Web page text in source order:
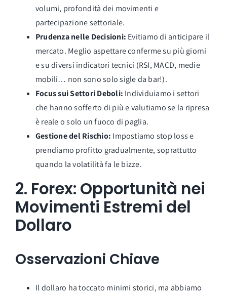
volumi, profondità dei movimenti e
partecipazione settoriale.
Prudenza nelle Decisioni: Evitiamo di anticipare il
mercato. Meglio aspettare conferme su più giorni
e su diversi indicatori tecnici (RSI, MACD, medie
mobili… non sono solo sigle da bar!).
Focus sui Settori Deboli: Individuiamo i settori
che hanno sofferto di più e valutiamo se la ripresa
è reale o solo un fuoco di paglia.
Gestione del Rischio: Impostiamo stop loss e
prendiamo profitto gradualmente, soprattutto
quando la volatilità fa le bizze.
2. Forex: Opportunità nei
Movimenti Estremi del
Dollaro
Osservazioni Chiave
Il dollaro ha toccato minimi storici, ma abbiamo